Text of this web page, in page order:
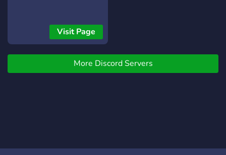
Visit Page
More Discord Servers